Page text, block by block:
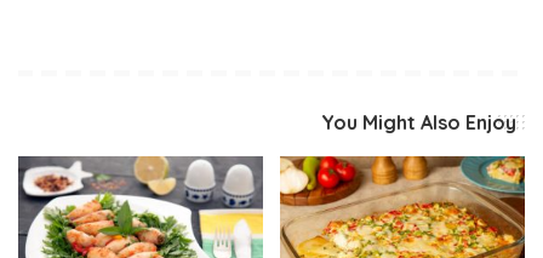
You Might Also Enjoy